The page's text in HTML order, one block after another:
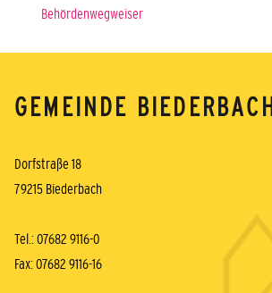
Behördenwegweiser
GEMEINDE BIEDERBACH
Dorfstraße 18
79215 Biederbach
Tel.: 07682 9116-0
Fax: 07682 9116-16